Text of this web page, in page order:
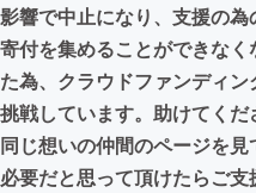
CAMPFIRE for Social
CAMPFIREふるさと
影響で中止になり、支援の為
寄付を集めることができなく
た為、クラウドファンディン
挑戦しています。助けてくだ
同じ想いの仲間のページを見
必要だと思って頂けたらご支